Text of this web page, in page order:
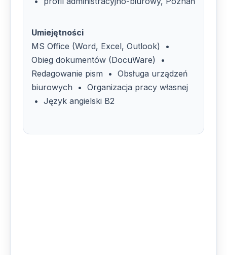
Umiejętności
MS Office (Word, Excel, Outlook) •
Obieg dokumentów (DocuWare) •
Redagowanie pism • Obsługa urządzeń
biurowych • Organizacja pracy własnej
• Język angielski B2